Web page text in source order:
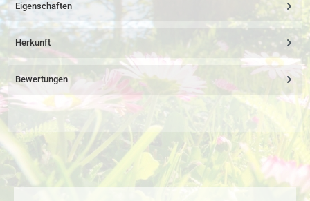
Eigenschaften
Herkunft
Bewertungen